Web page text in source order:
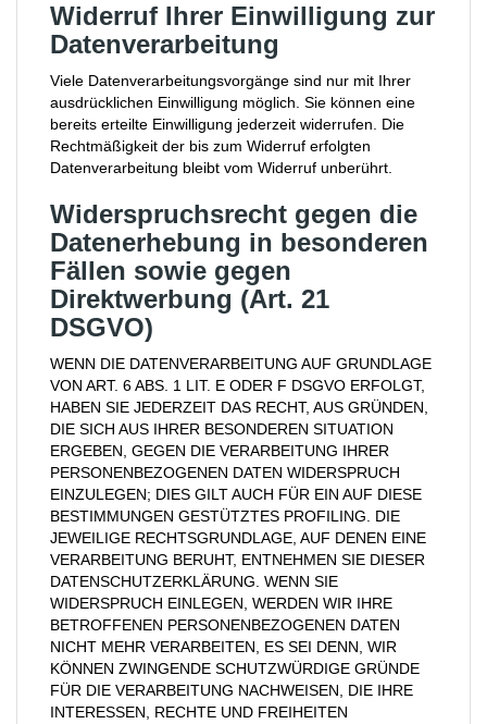
Widerruf Ihrer Einwilligung zur
Datenverarbeitung
Viele Datenverarbeitungsvorgänge sind nur mit Ihrer
ausdrücklichen Einwilligung möglich. Sie können eine
bereits erteilte Einwilligung jederzeit widerrufen. Die
Rechtmäßigkeit der bis zum Widerruf erfolgten
Datenverarbeitung bleibt vom Widerruf unberührt.
Widerspruchsrecht gegen die
Datenerhebung in besonderen
Fällen sowie gegen
Direktwerbung (Art. 21
DSGVO)
WENN DIE DATENVERARBEITUNG AUF GRUNDLAGE
VON ART. 6 ABS. 1 LIT. E ODER F DSGVO ERFOLGT,
HABEN SIE JEDERZEIT DAS RECHT, AUS GRÜNDEN,
DIE SICH AUS IHRER BESONDEREN SITUATION
ERGEBEN, GEGEN DIE VERARBEITUNG IHRER
PERSONENBEZOGENEN DATEN WIDERSPRUCH
EINZULEGEN; DIES GILT AUCH FÜR EIN AUF DIESE
BESTIMMUNGEN GESTÜTZTES PROFILING. DIE
JEWEILIGE RECHTSGRUNDLAGE, AUF DENEN EINE
VERARBEITUNG BERUHT, ENTNEHMEN SIE DIESER
DATENSCHUTZERKLÄRUNG. WENN SIE
WIDERSPRUCH EINLEGEN, WERDEN WIR IHRE
BETROFFENEN PERSONENBEZOGENEN DATEN
NICHT MEHR VERARBEITEN, ES SEI DENN, WIR
KÖNNEN ZWINGENDE SCHUTZWÜRDIGE GRÜNDE
FÜR DIE VERARBEITUNG NACHWEISEN, DIE IHRE
INTERESSEN, RECHTE UND FREIHEITEN